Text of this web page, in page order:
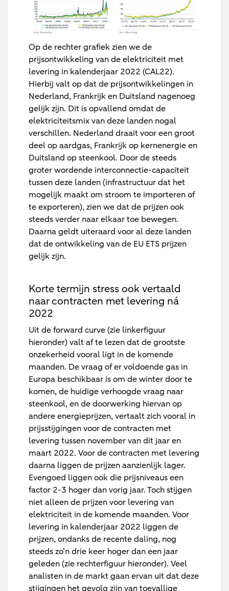
Op de rechter grafiek zien we de
prijsontwikkeling van de elektriciteit met
levering in kalenderjaar 2022 (CAL22).
Hierbij valt op dat de prijsontwikkelingen in
Nederland, Frankrijk en Duitsland nagenoeg
gelijk zijn. Dit is opvallend omdat de
elektriciteitsmix van deze landen nogal
verschillen. Nederland draait voor een groot
deel op aardgas, Frankrijk op kernenergie en
Duitsland op steenkool. Door de steeds
groter wordende interconnectie-capaciteit
tussen deze landen (infrastructuur dat het
mogelijk maakt om stroom te importeren of
te exporteren), zien we dat de prijzen ook
steeds verder naar elkaar toe bewegen.
Daarna geldt uiteraard voor al deze landen
dat de ontwikkeling van de EU ETS prijzen
gelijk zijn.
Korte termijn stress ook vertaald
naar contracten met levering ná
2022
Uit de forward curve (zie linkerfiguur
hieronder) valt af te lezen dat de grootste
onzekerheid vooral ligt in de komende
maanden. De vraag of er voldoende gas in
Europa beschikbaar is om de winter door te
komen, de huidige verhoogde vraag naar
steenkool, en de doorwerking hiervan op
andere energieprijzen, vertaalt zich vooral in
prijsstijgingen voor de contracten met
levering tussen november van dit jaar en
maart 2022. Voor de contracten met levering
daarna liggen de prijzen aanzienlijk lager.
Evengoed liggen ook die prijsniveaus een
factor 2-3 hoger dan vorig jaar. Toch stijgen
niet alleen de prijzen voor levering van
elektriciteit in de komende maanden. Voor
levering in kalenderjaar 2022 liggen de
prijzen, ondanks de recente daling, nog
steeds zo’n drie keer hoger dan een jaar
geleden (zie rechterfiguur hieronder). Veel
analisten in de markt gaan ervan uit dat deze
stijgingen het gevolg zijn van toevallige